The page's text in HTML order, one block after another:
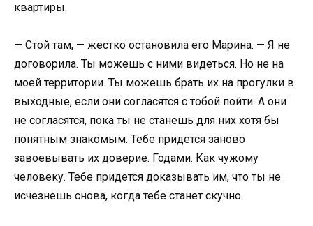
квартиры.
— Стой там, — жестко остановила его Марина. — Я не
договорила. Ты можешь с ними видеться. Но не на
моей территории. Ты можешь брать их на прогулки в
выходные, если они согласятся с тобой пойти. А они
не согласятся, пока ты не станешь для них хотя бы
понятным знакомым. Тебе придется заново
завоевывать их доверие. Годами. Как чужому
человеку. Тебе придется доказывать им, что ты не
исчезнешь снова, когда тебе станет скучно.